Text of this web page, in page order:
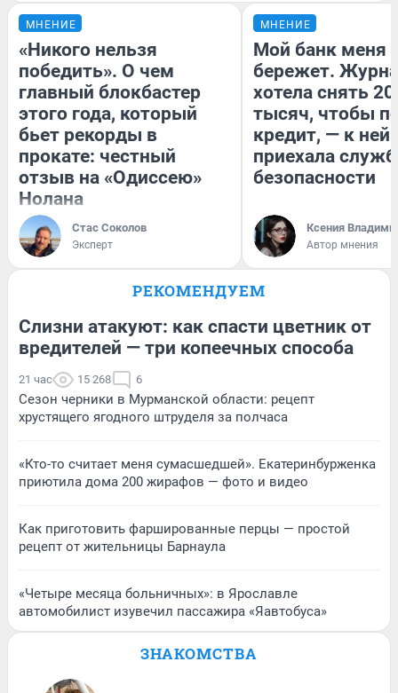
МНЕНИЕ
«Никого нельзя
победить». О чем
главный блокбастер
этого года, который
бьет рекорды в
прокате: честный
отзыв на «Одиссею»
Нолана
Стас Соколов
Эксперт
МНЕНИЕ
Мой банк меня
бережет.
хотела снять
тысяч, чтобы
кредит, — к
приехала
безопасности
Ксения
Автор мнения
РЕКОМЕНДУЕМ
Слизни атакуют: как спасти цветник от
вредителей — три копеечных способа
21 час 15 268 6
Сезон черники в Мурманской области: рецепт
хрустящего ягодного штруделя за полчаса
«Кто-то считает меня сумасшедшей». Екатеринбурженка
приютила дома 200 жирафов — фото и видео
Как приготовить фаршированные перцы — простой
рецепт от жительницы Барнаула
«Четыре месяца больничных»: в Ярославле
автомобилист изувечил пассажира «Яавтобуса»
ЗНАКОМСТВА